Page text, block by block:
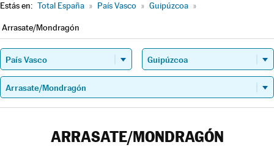
Estás en: Total España » País Vasco » Guipúzcoa »
Arrasate/Mondragón
ARRASATE/MONDRAGÓN